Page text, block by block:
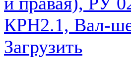
Загрузить